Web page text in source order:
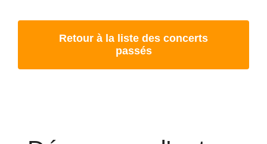
Retour à la liste des concerts
passés